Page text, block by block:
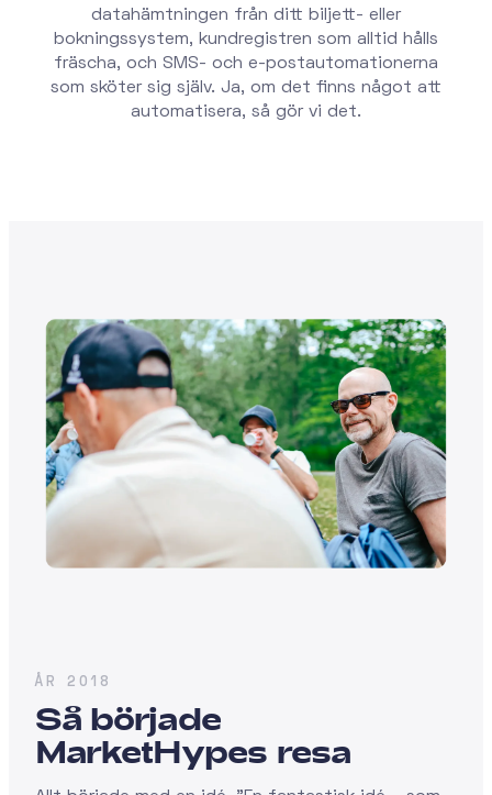
datahämtningen från ditt biljett- eller
bokningssystem, kundregistren som alltid hålls
fräscha, och SMS- och e-postautomationerna
som sköter sig själv. Ja, om det finns något att
automatisera, så gör vi det.
ÅR 2018
Så började
MarketHypes resa